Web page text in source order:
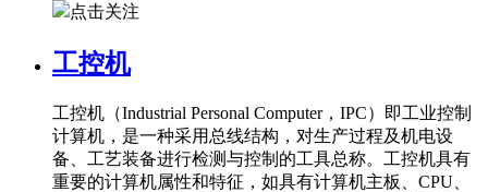
点击关注
工控机
工控机（Industrial Personal Computer，IPC）即工业控制
计算机，是一种采用总线结构，对生产过程及机电设
备、工艺装备进行检测与控制的工具总称。工控机具有
重要的计算机属性和特征，如具有计算机主板、CPU、